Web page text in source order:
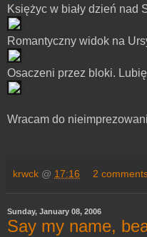
Księżyc w biały dzień nad
Romantyczny widok na
Osaczeni przez bloki.
Wracam do
krwck @ 17:16 2
Sunday, January 08, 2006
Say my name,